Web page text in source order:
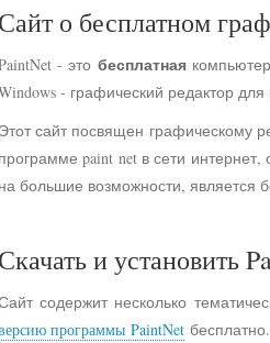
Сайт о бесплатном
- это бесплатная
- графический редактор
Этот сайт посвящен графическому
программе paint net в сети
на большие возможности, является
Скачать и установить
содержит несколько
программы PaintNet